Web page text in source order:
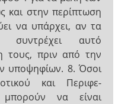
και στην περίπτωση
να υπάρχει, αν τα
αυτό
τους, πριν από την
υποψηφίων. 8. Όσοι
και Περιφε-
μπορούν να είναι